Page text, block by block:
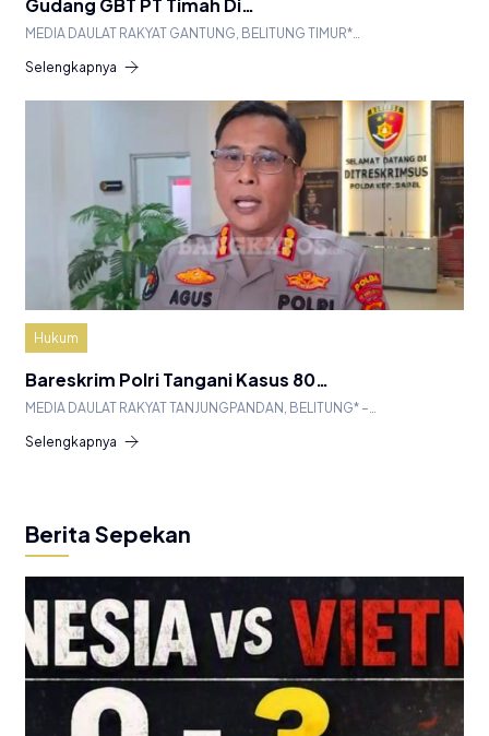
Gudang GBT PT Timah Di…
MEDIA DAULAT RAKYAT GANTUNG, BELITUNG TIMUR*…
Selengkapnya
Hukum
Bareskrim Polri Tangani Kasus 80…
MEDIA DAULAT RAKYAT TANJUNGPANDAN, BELITUNG* –…
Selengkapnya
Berita Sepekan